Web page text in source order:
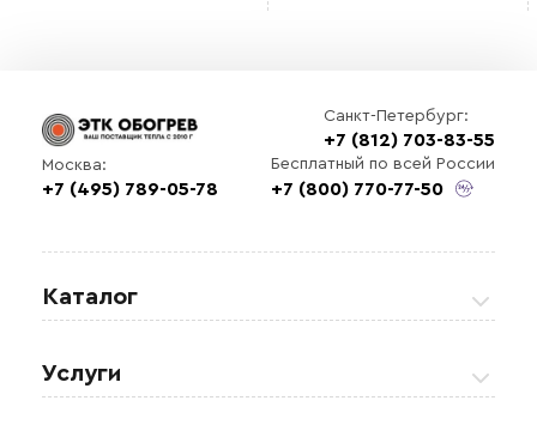
Выберите
Санкт-Петербург:
+7 (812) 703-83-55
Москва:
+7 (495) 789-05-78
Бесплатный по всей России
+7 (800) 770-77-50
Каталог
Услуги